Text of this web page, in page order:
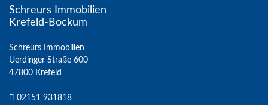
Schreurs Immobilien
Krefeld-Bockum
Schreurs Immobilien
Uerdinger Straße 600
47800 Krefeld
02151 931818